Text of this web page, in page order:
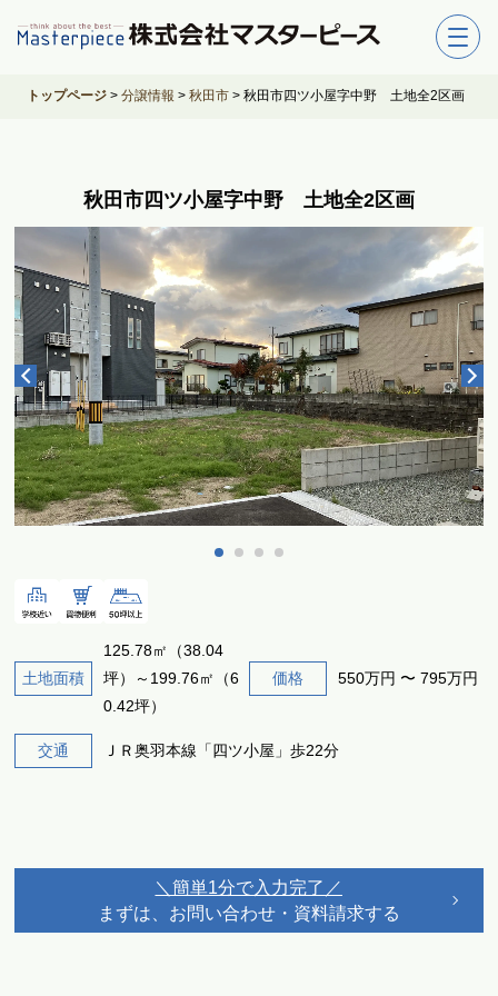
トップページ > 分譲情報 > 秋田市 > 秋田市四ツ小屋字中野 土地全2区画
秋田市四ツ小屋字中野 土地全2区画
1 2 3 4
土地面積
125.78㎡（38.04
坪）～199.76㎡（6
0.42坪）
価格 550万円 〜 795万円
交通 ＪＲ奥羽本線「四ツ小屋」歩22分
＼簡単1分で入力完了／
まずは、お問い合わせ・資料請求する